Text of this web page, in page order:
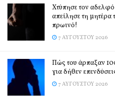
Χτύπησε τον αδελφό
απείλησε τη μητέρα
πρωινό!
7 ΑΥΓΟΎΣΤΟΥ 2026
Πώς του άρπαξαν
για δήθεν
7 ΑΥΓΟΎΣΤΟΥ 2026